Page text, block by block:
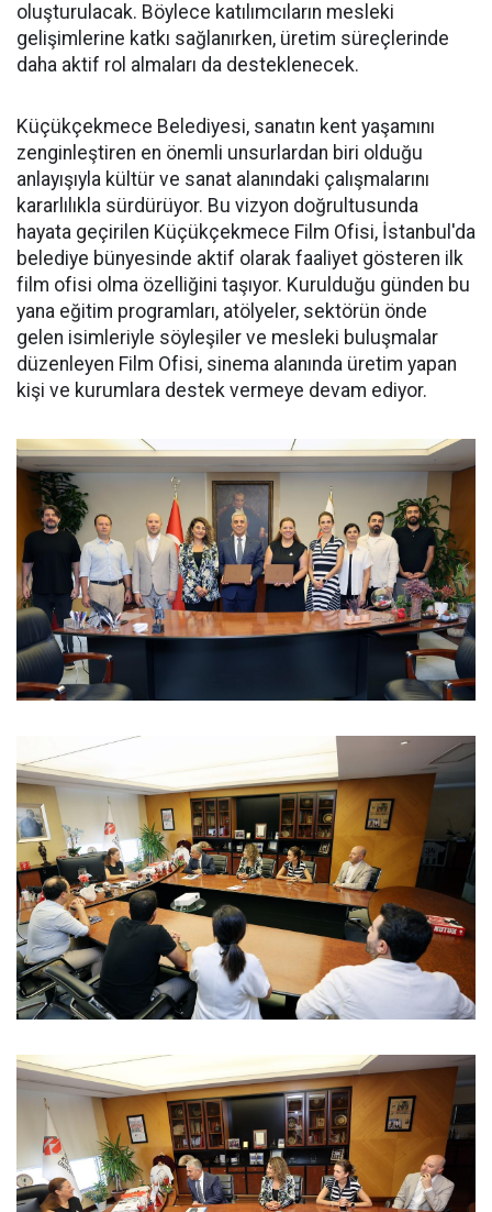
oluşturulacak. Böylece katılımcıların mesleki
gelişimlerine katkı sağlanırken, üretim süreçlerinde
daha aktif rol almaları da desteklenecek.
Küçükçekmece Belediyesi, sanatın kent yaşamını
zenginleştiren en önemli unsurlardan biri olduğu
anlayışıyla kültür ve sanat alanındaki çalışmalarını
kararlılıkla sürdürüyor. Bu vizyon doğrultusunda
hayata geçirilen Küçükçekmece Film Ofisi, İstanbul'da
belediye bünyesinde aktif olarak faaliyet gösteren ilk
film ofisi olma özelliğini taşıyor. Kurulduğu günden bu
yana eğitim programları, atölyeler, sektörün önde
gelen isimleriyle söyleşiler ve mesleki buluşmalar
düzenleyen Film Ofisi, sinema alanında üretim yapan
kişi ve kurumlara destek vermeye devam ediyor.